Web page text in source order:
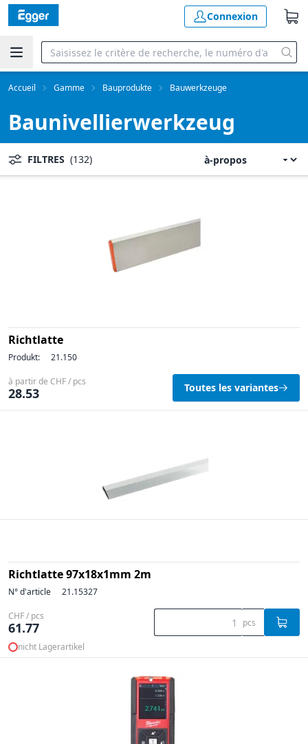
Connexion
Accueil Gamme Bauprodukte Bauwerkzeuge
Baunivellierwerkzeug
FILTRES (132)
Richtlatte
Produkt: 21.150
à partir de CHF / pcs
28.53 Toutes les variantes
Richtlatte 97x18x1mm 2m
N° d'article 21.15327
CHF / pcs
61.77 pcs
nicht Lagerartikel